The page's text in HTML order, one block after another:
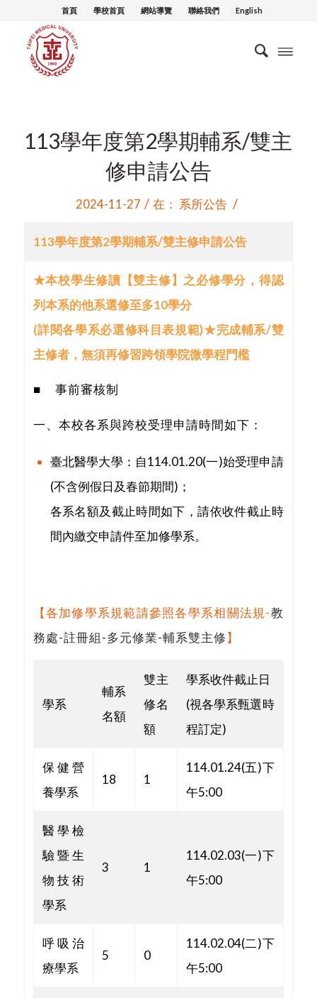
首頁 學校首頁 網站導覽 聯絡我們 English
113學年度第2學期輔系/雙主
修申請公告
2024-11-27 / 在： 系所公告 /
113學年度第2學期輔系/雙主修申請公告
★本校學生修讀【雙主修】之必修學分，得認
列本系的他系選修至多10學分
(詳閱各學系必選修科目表規範)★完成輔系/雙
主修者，無須再修習跨領學院微學程門檻
■ 事前審核制
一、本校各系與跨校受理申請時間如下：
臺北醫學大學：自114.01.20(一)始受理申請
(不含例假日及春節期間)；
各系名額及截止時間如下，請依收件截止時
間內繳交申請件至加修學系。
【各加修學系規範請參照各學系相關法規-教
務處-註冊組-多元修業-輔系雙主修】
學系
輔系
名額
雙主
修名
額
學系收件截止日
(視各學系甄選時
程訂定)
保健營
養學系
18 1
114.01.24(五)下
午5:00
醫學檢
驗暨生
物技術
學系
3 1
114.02.03(一)下
午5:00
呼吸治
療學系
5 0
114.02.04(二)下
午5:00